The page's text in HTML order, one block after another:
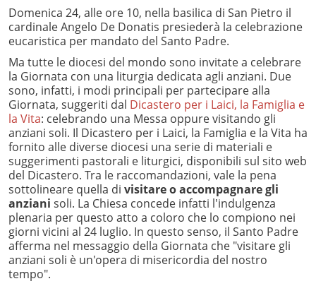
Domenica 24, alle ore 10, nella basilica di San Pietro il
cardinale Angelo De Donatis presiederà la celebrazione
eucaristica per mandato del Santo Padre.
Ma tutte le diocesi del mondo sono invitate a celebrare
la Giornata con una liturgia dedicata agli anziani. Due
sono, infatti, i modi principali per partecipare alla
Giornata, suggeriti dal Dicastero per i Laici, la Famiglia e
la Vita: celebrando una Messa oppure visitando gli
anziani soli. Il Dicastero per i Laici, la Famiglia e la Vita ha
fornito alle diverse diocesi una serie di materiali e
suggerimenti pastorali e liturgici, disponibili sul sito web
del Dicastero. Tra le raccomandazioni, vale la pena
sottolineare quella di visitare o accompagnare gli
anziani soli. La Chiesa concede infatti l'indulgenza
plenaria per questo atto a coloro che lo compiono nei
giorni vicini al 24 luglio. In questo senso, il Santo Padre
afferma nel messaggio della Giornata che "visitare gli
anziani soli è un'opera di misericordia del nostro
tempo".